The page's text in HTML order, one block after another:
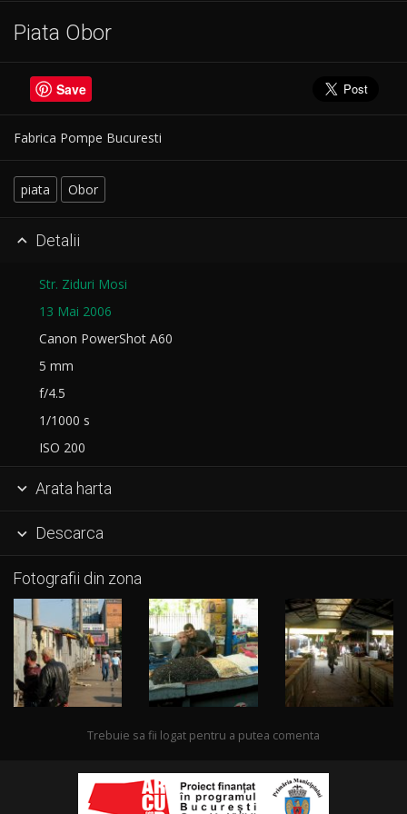
Piata Obor
Save
Fabrica Pompe Bucuresti
piata Obor
 Detalii
Str. Ziduri Mosi
13 Mai 2006
Canon PowerShot A60
5 mm
f/4.5
1/1000 s
ISO 200
 Arata harta
 Descarca
Fotografii din zona
Trebuie sa fii logat pentru a putea comenta